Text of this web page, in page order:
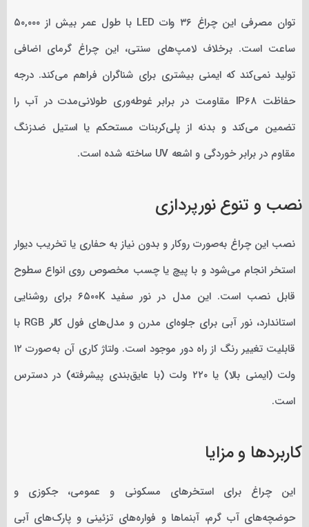
توان مصرفی این چراغ ۳۶ وات LED با طول عمر بیش از ۵۰,۰۰۰
ساعت است. برخلاف لامپ‌های سنتی، این چراغ گرمای اضافی
تولید نمی‌کند که ایمنی بیشتری برای شناگران فراهم می‌کند. درجه
حفاظت IP68 مقاومت در برابر غوطه‌وری طولانی‌مدت در آب را
تضمین می‌کند و بدنه از پلی‌کربنات مستحکم یا استیل ضدزنگ
مقاوم در برابر خوردگی و اشعه UV ساخته شده است.
نصب و تنوع نورپردازی
نصب این چراغ به‌صورت روکار و بدون نیاز به حفاری یا تخریب دیوار
استخر انجام می‌شود و با پیچ یا چسب مخصوص روی انواع سطوح
قابل نصب است. این مدل در نور سفید ۶۵۰۰K برای روشنایی
استاندارد، نور آبی برای جلوه‌ای مدرن و مدل‌های فول کالر RGB با
قابلیت تغییر رنگ از راه دور موجود است. ولتاژ کاری آن به‌صورت ۱۲
ولت (ایمنی بالا) یا ۲۲۰ ولت (با عایق‌بندی پیشرفته) در دسترس
است.
کاربردها و مزایا
این چراغ برای استخرهای مسکونی و عمومی، جکوزی و
حوضچه‌های آب گرم، آبنماها و فواره‌های تزئینی و پارک‌های آبی